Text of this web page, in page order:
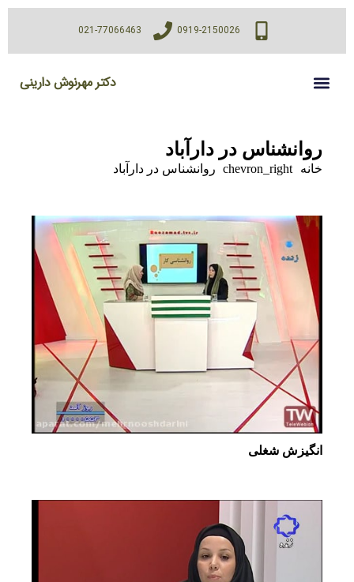
0919-2150026
021-77066463
دکتر مهرنوش دارینی
روانشناس در دارآباد
chevron_right روانشناس در دارآباد
انگیزش شغلی